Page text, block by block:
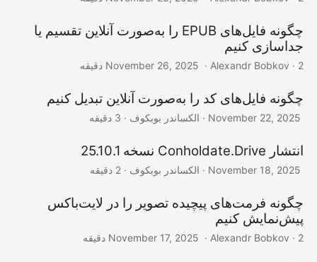
چگونه فایل‌های EPUB را به‌صورت آنلاین تقسیم یا
جداسازی کنیم
November 26, 2025 ‎ · Alexandr Bobkov · 2 دقیقه
چگونه فایل‌های کد را به‌صورت آنلاین تبدیل کنیم
November 22, 2025
انتشار Conholdate.Drive نسخه 25.10.1
November 18, 2025
چگونه فرمت‌های پیچیده تصویر را در لایت‌باکس
پیش‌نمایش کنیم
November 17, 2025 ‎ · Alexandr Bobkov · 2 دقیقه